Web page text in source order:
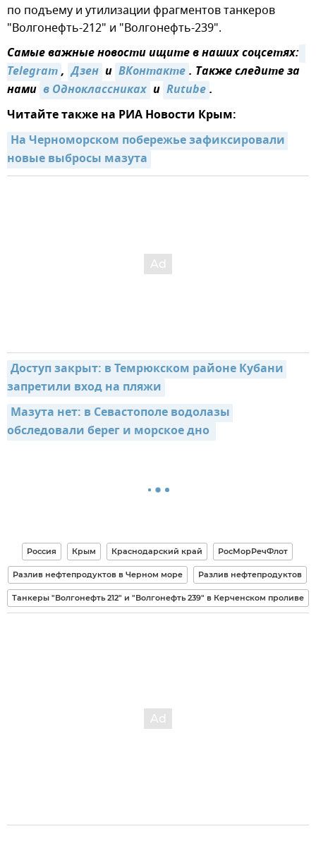
по подъему и утилизации фрагментов танкеров
"Волгонефть-212" и "Волгонефть-239".
Самые важные новости ищите в наших соцсетях:
Telegram, Дзен и ВКонтакте. Также следите за
нами в Одноклассниках и Rutube.
Читайте также на РИА Новости Крым:
На Черноморском побережье зафиксировали
новые выбросы мазута
Доступ закрыт: в Темрюкском районе Кубани
запретили вход на пляжи
Мазута нет: в Севастополе водолазы
обследовали берег и морское дно
Россия Крым Краснодарский край РосМорРечФлот
Разлив нефтепродуктов в Черном море Разлив нефтепродуктов
Танкеры "Волгонефть 212" и "Волгонефть 239" в Керченском проливе